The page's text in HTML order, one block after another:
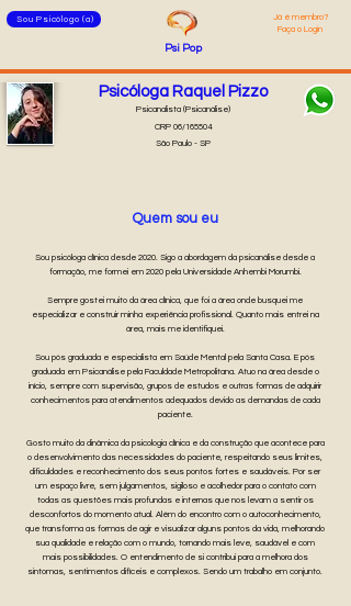
PsiPop
Sou Psicólogo (a) Já é membro?
Faça o Login
Psicóloga Raquel Pizzo
CRP 06/165504
São Paulo - SP
Psicanalista (Psicanálise)
Quem sou eu
Sou psicóloga clínica desde 2020. Sigo a abordagem da psicanálise desde a
formação, me formei em 2020 pela Universidade Anhembi Morumbi.
Sempre gostei muito da área clínica, que foi a área onde busquei me
especializar e construir minha experiência profissional. Quanto mais entrei na
área, mais me identifiquei.
Sou pós graduada e especialista em Saúde Mental pela Santa Casa. E pós
graduada em Psicanálise pela Faculdade Metropolitana. Atuo na área desde o
início, sempre com supervisão, grupos de estudos e outras formas de adquirir
conhecimentos para atendimentos adequados devido as demandas de cada
paciente.
Gosto muito da dinâmica da psicologia clínica e da construção que acontece para
o desenvolvimento das necessidades do paciente, respeitando seus limites,
dificuldades e reconhecimento dos seus pontos fortes e saudáveis. Por ser
um espaço livre, sem julgamentos, sigiloso e acolhedor para o contato com
todas as questões mais profundas e internas que nos levam a sentir os
desconfortos do momento atual. Além do encontro com o autoconhecimento,
que transforma as formas de agir e visualizar alguns pontos da vida, melhorando
sua qualidade e relação com o mundo, tornando mais leve, saudável e com
mais possibilidades. O entendimento de si contribui para a melhora dos
sintomas, sentimentos difíceis e complexos. Sendo um trabalho em conjunto.